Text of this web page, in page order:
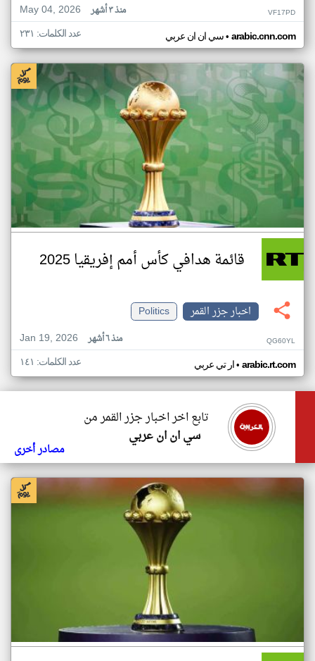
May 04, 2026
منذ ٣ أشهر VF17PD
سي ان ان عربي• arabic.cnn.com عدد الكلمات: ٢٣١
قائمة هدافي كأس أمم إفريقيا 2025
اخبار جزر القمر
Politics
Jan 19, 2026
منذ ٦ أشهر QG60YL
ار تي عربي• arabic.rt.com عدد الكلمات: ١٤١
تابع اخر اخبار جزر القمر من
سي ان ان عربي
مصادر أخرى